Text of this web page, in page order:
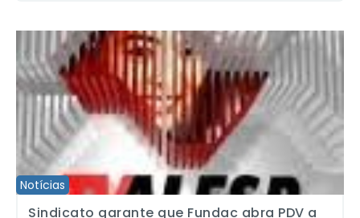
Notícias
Sindicato garante que Fundac abra PDV a trabalhadores da TV
Sindicato garante que Fundac abra PDV a